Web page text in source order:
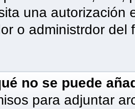
una autorización
o administrdor
no se puede
para adjuntar